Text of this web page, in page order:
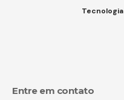
Tecnologia
Entre em contato